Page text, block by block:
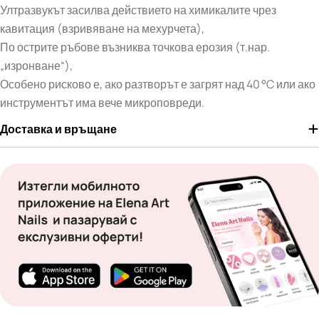
Ултразвукът засилва действието на химикалите чрез
кавитация (взривяване на мехурчета),
По острите ръбове възниква точкова ерозия (т.нар.
„изронване“),
Особено рисково е, ако разтворът е загрят над 40 °C или ако
инструментът има вече микроповреди.
Доставка и връщане